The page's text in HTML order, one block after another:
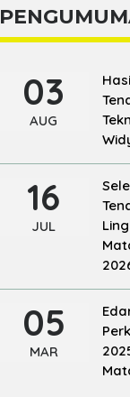
03
AUG
16
JUL
05
MAR